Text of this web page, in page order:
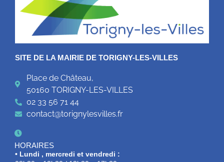
SITE DE LA MAIRIE DE TORIGNY-LES-VILLES
Place de Château,
50160 TORIGNY-LES-VILLES
02 33 56 71 44
contact@torignylesvilles.fr
HORAIRES
• Lundi , mercredi et vendredi :